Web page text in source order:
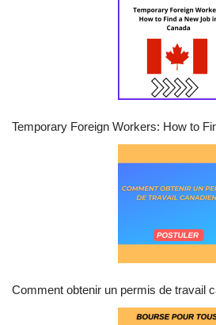
Temporary Foreign Workers: How to
Comment obtenir un permis de travail